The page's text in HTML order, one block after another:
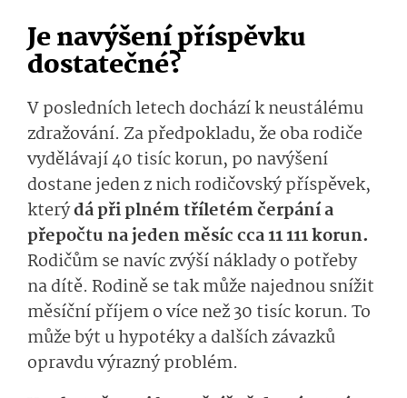
Je navýšení příspěvku
dostatečné?
V posledních letech dochází k neustálému
zdražování. Za předpokladu, že oba rodiče
vydělávají 40 tisíc korun, po navýšení
dostane jeden z nich rodičovský příspěvek,
kterýdá při plném tříletém čerpání a
přepočtu na jeden měsíc cca 11 111 korun.
Rodičům se navíc zvýší náklady o potřeby
na dítě. Rodině se tak může najednou snížit
měsíční příjem o více než 30 tisíc korun. To
může být u hypotéky a dalších závazků
opravdu výrazný problém.